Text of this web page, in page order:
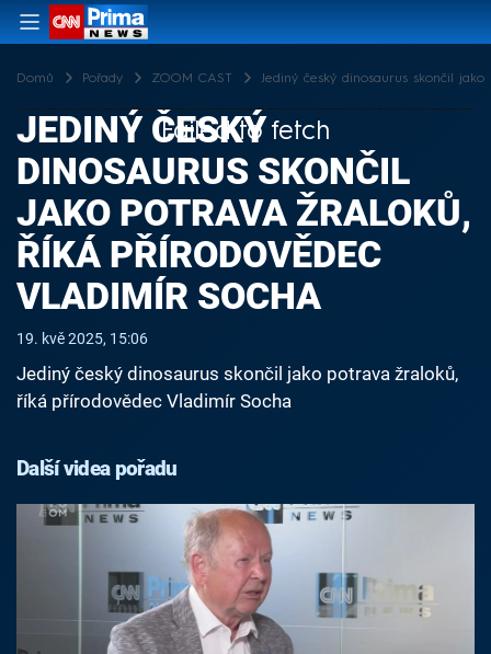
Domů Pořady ZOOM CAST Jediný český dinosaurus skončil
Failed to fetch
JEDINÝ ČESKÝ
DINOSAURUS SKONČIL
JAKO POTRAVA ŽRALOKŮ,
ŘÍKÁ PŘÍRODOVĚDEC
VLADIMÍR SOCHA
19. kvě 2025, 15:06
Jediný český dinosaurus skončil jako potrava žraloků,
říká přírodovědec Vladimír Socha
Další videa pořadu